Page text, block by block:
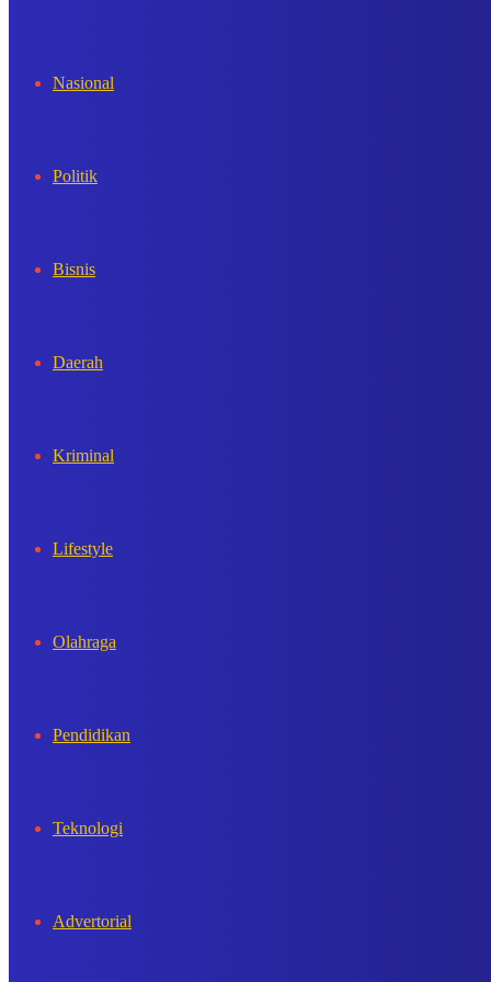
Nasional
Politik
Bisnis
Daerah
Kriminal
Lifestyle
Olahraga
Pendidikan
Teknologi
Advertorial